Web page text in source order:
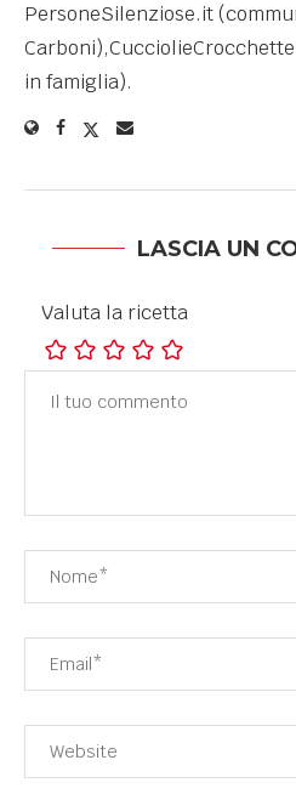
PersoneSilenziose.it
in famiglia).
LASCIA UN
Valuta la ricetta